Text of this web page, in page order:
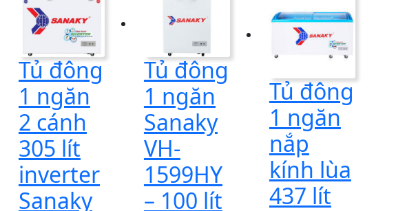
Tủ đông
1 ngăn
2 cánh
305 lít
inverter
Sanaky
Tủ đông
1 ngăn
Sanaky
VH-
1599HY
– 100 lít
Tủ đông
1 ngăn
nắp
kính lùa
437 lít